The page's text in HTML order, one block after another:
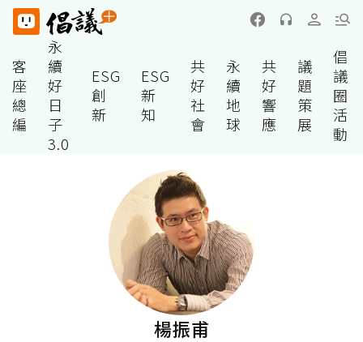
客
座
總
編
永
續
好
日
子
3.0
ESG
創
新
ESG
新
知
共
好
社
會
永
續
地
球
共
好
響
應
議
題
策
展
倡
議
圈
活
動
楊振甫